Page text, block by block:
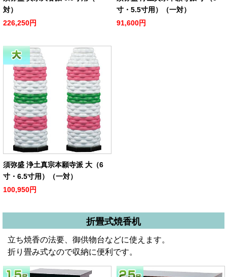
対）
226,250円
寸・5.5寸用）（一対）
91,600円
須弥盛 浄土真宗本願寺派 大（6
寸・6.5寸用）（一対）
100,950円
折畳式焼香机
立ち焼香の法要、御供物台などに使えます。
折り畳み式なので収納に便利です。